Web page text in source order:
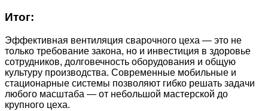
Итог:
Эффективная вентиляция сварочного цеха — это не
только требование закона, но и инвестиция в здоровье
сотрудников, долговечность оборудования и общую
культуру производства. Современные мобильные и
стационарные системы позволяют гибко решать задачи
любого масштаба — от небольшой мастерской до
крупного цеха.